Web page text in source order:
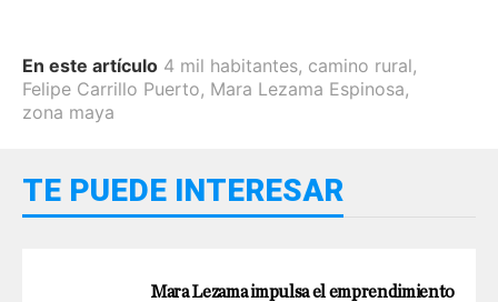
En este artículo 4 mil habitantes, camino rural,
Felipe Carrillo Puerto, Mara Lezama Espinosa,
zona maya
TE PUEDE INTERESAR
Mara Lezama impulsa el emprendimiento